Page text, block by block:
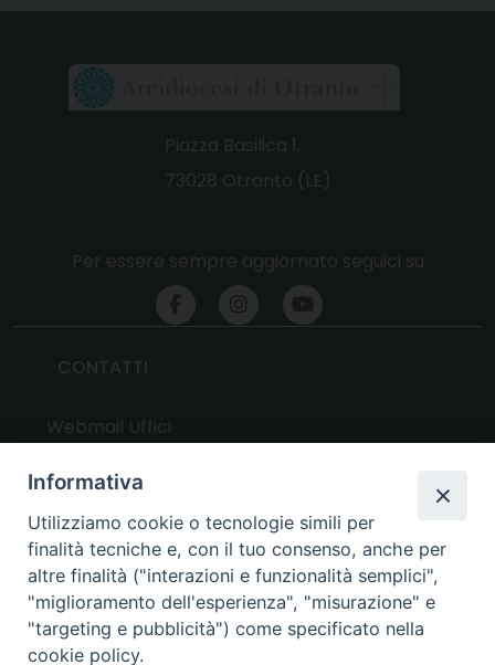
UTILITY
News
Altri articoli
Notizie nazionali
Informativa
Utilizziamo cookie o tecnologie simili per
finalità tecniche e, con il tuo consenso, anche per
altre finalità ("interazioni e funzionalità semplici",
"miglioramento dell'esperienza", "misurazione" e
"targeting e pubblicità") come specificato nella
cookie policy.